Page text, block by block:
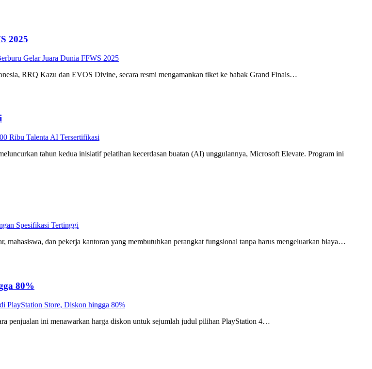
2025
Gelar Juara Dunia FFWS 2025
RRQ Kazu dan EVOS Divine, secara resmi mengamankan tiket ke babak Grand Finals…
Ribu Talenta AI Tersertifikasi
tahun kedua inisiatif pelatihan kecerdasan buatan (AI) unggulannya, Microsoft Elevate. Program ini
Spesifikasi Tertinggi
dan pekerja kantoran yang membutuhkan perangkat fungsional tanpa harus mengeluarkan biaya…
80%
PlayStation Store, Diskon hingga 80%
penjualan ini menawarkan harga diskon untuk sejumlah judul pilihan PlayStation 4…